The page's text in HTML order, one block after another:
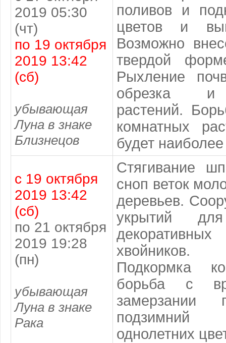
2019 05:30
(чт)
по 19 октября
2019 13:42
(сб)
убывающая
Луна в знаке
Близнецов
поливов и
цветов и
Возможно
твердой
Рыхление
обрезка и
растений.
комнатных
будет
с 19 октября
2019 13:42
(сб)
по 21 октября
2019 19:28
(пн)
убывающая
Луна в знаке
Рака
Стягивание
сноп веток
деревьев.
укрытий
декоративных
хвойников.
Подкормка
борьба с
замерзании
подзимний
однолетних